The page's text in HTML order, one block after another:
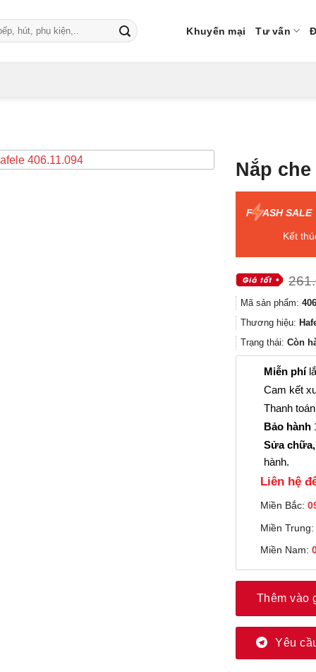
Khuyến mại Tư vấn
Nắp che
F ASH SALE
Kết
Mã sản phẩm:
Thương hiệu:
Trạng thái: Còn
Miễn phí
Cam kết
Thanh
Bảo hành
Sửa
hành.
Liên hệ
Miền Bắc:
Miền Trung:
Miền Nam:
Thêm vào
Yêu